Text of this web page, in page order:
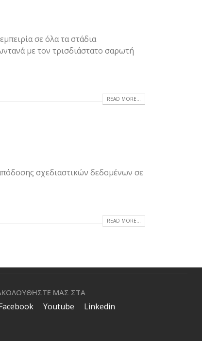
σε όλα τα στάδια
με τον τρισδιάστατο σαρωτή
READ MORE...
σχεδιαστικών δεδομένων σε
READ MORE...
ΜΑΣ ΣΤΑ
Youtube Linkedin